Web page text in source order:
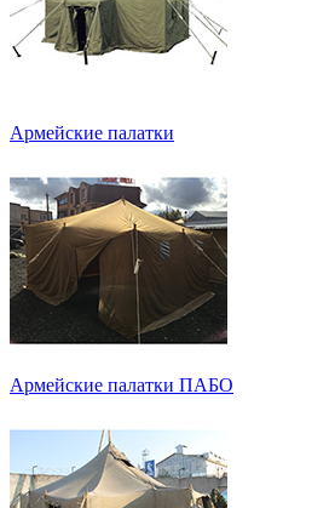
Армейские палатки
Армейские палатки ПАБО